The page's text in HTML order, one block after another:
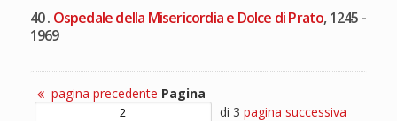
40 . Ospedale della Misericordia e Dolce di Prato, 1245 -
1969
pagina precedente Pagina
di 3 pagina successiva